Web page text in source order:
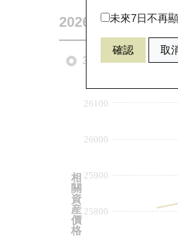
未來7日不再
確認 取
2026-08-07 相
3個月 6個月
25800
25900
26000
26100
相
關
資
産
價
格